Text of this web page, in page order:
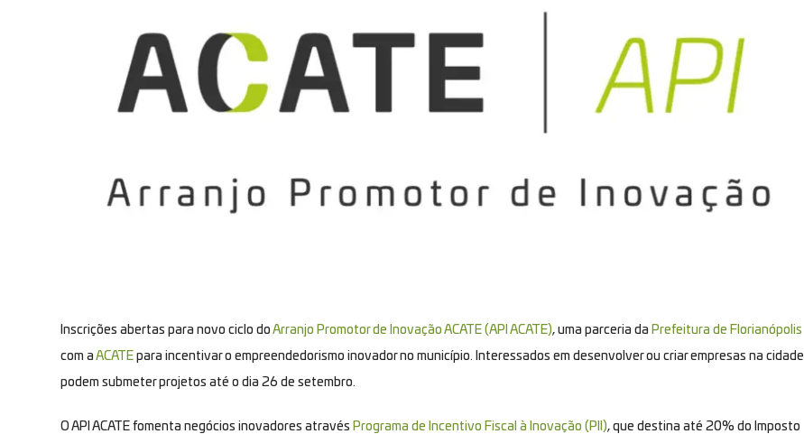
Inscrições abertas para novo ciclo do Arranjo Promotor de Inovação ACATE (API ACATE), uma parceria da Prefeitura de Florianópolis
com a ACATE para incentivar o empreendedorismo inovador no município. Interessados em desenvolver ou criar empresas na cidade
podem submeter projetos até o dia 26 de setembro.
O API ACATE fomenta negócios inovadores através Programa de Incentivo Fiscal à Inovação (PII), que destina até 20% do Imposto